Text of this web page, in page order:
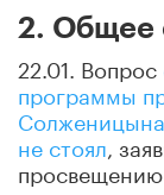
2. Общее
22.01. Вопрос
программы
не стоял ,
просвещению